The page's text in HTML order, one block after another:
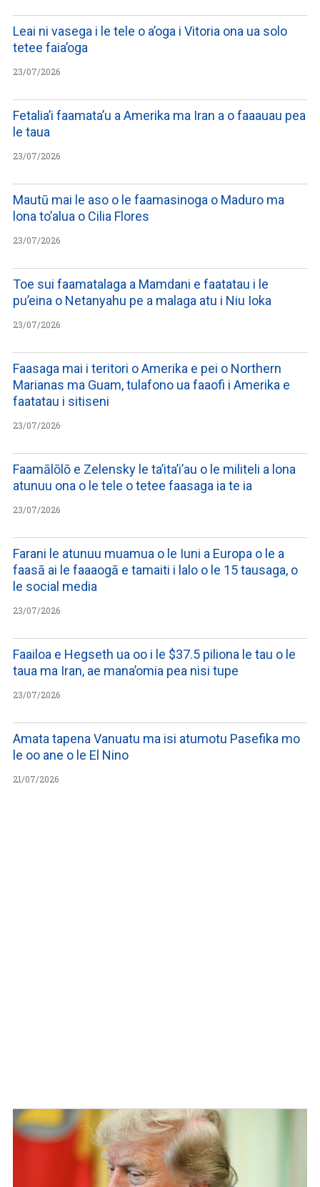
Leai ni vasega i le tele o a’oga i Vitoria ona ua solo
tetee faia’oga
23/07/2026
Fetalia’i faamata’u a Amerika ma Iran a o faaauau pea
le taua
23/07/2026
Mautū mai le aso o le faamasinoga o Maduro ma
lona to’alua o Cilia Flores
23/07/2026
Toe sui faamatalaga a Mamdani e faatatau i le
pu’eina o Netanyahu pe a malaga atu i Niu Ioka
23/07/2026
Faasaga mai i teritori o Amerika e pei o Northern
Marianas ma Guam, tulafono ua faaofi i Amerika e
faatatau i sitiseni
23/07/2026
Faamālōlō e Zelensky le ta’ita’i’au o le militeli a lona
atunuu ona o le tele o tetee faasaga ia te ia
23/07/2026
Farani le atunuu muamua o le Iuni a Europa o le a
faasā ai le faaaogā e tamaiti i lalo o le 15 tausaga, o
le social media
23/07/2026
Faailoa e Hegseth ua oo i le $37.5 piliona le tau o le
taua ma Iran, ae mana’omia pea nisi tupe
23/07/2026
Amata tapena Vanuatu ma isi atumotu Pasefika mo
le oo ane o le El Nino
21/07/2026